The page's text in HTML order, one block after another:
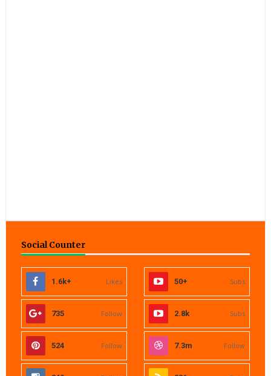
Social Counter
1.6k+ Likes 50+ Subs
735 Follow 2.8k Subs
524 Follow 7.3m Follow